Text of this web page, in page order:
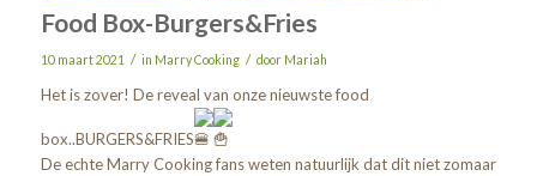
Food Box-Burgers&Fries
10 maart 2021 / in Marry Cooking / door Mariah
Het is zover! De reveal van onze nieuwste food
box..BURGERS&FRIES
De echte Marry Cooking fans weten natuurlijk dat dit niet zomaar